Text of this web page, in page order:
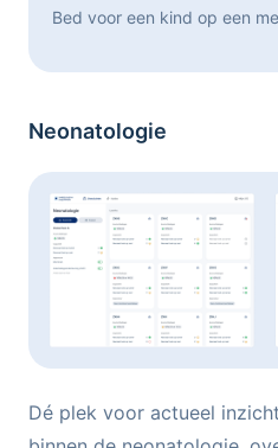
Bed voor een kind op een
Neonatologie
Dé plek voor actueel